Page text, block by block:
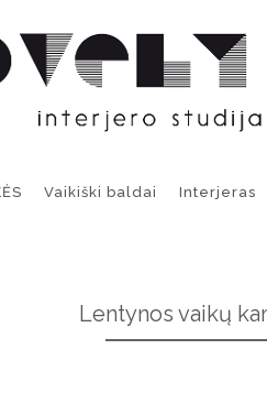
Vaikiški baldai Interjeras
Lentynos vaikų